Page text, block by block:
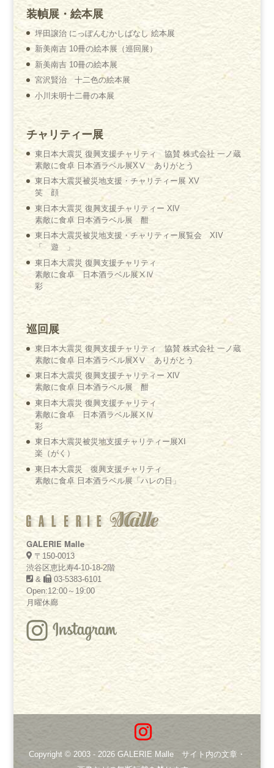
装幀展・絵本展
坪田譲治 にっぽんむかしばなし 絵本展
新美南吉 10冊の絵本展（巡回展）
新美南吉 10冊の絵本展
宮沢賢治 十二色の絵本展
小川未明十二冊の本展
チャリティー展
東日本大震災 復興支援チャリティ 協賛 株式会社 一ノ蔵
素敵に食卓 日本酒ラベル展XⅤ ありがとう
東日本大震災被災地支援・チャリティー展 XV
笑 顔
東日本大震災 復興支援チャリティー XlV
素敵に食卓 日本酒ラベル展 酣
東日本大震災被災地支援・チャリティー展覧会 XIV
「 遊 」
東日本大震災 復興支援チャリティ
素敵に食卓 日本酒ラベル展ⅩⅣ
彩
巡回展
東日本大震災 復興支援チャリティ 協賛 株式会社 一ノ蔵
素敵に食卓 日本酒ラベル展XⅤ ありがとう
東日本大震災 復興支援チャリティー XlV
素敵に食卓 日本酒ラベル展 酣
東日本大震災 復興支援チャリティ
素敵に食卓 日本酒ラベル展ⅩⅣ
彩
東日本大震災被災地支援チャリティー展XI
楽（がく）
東日本大震災 復興支援チャリティ
素敵に食卓 日本酒ラベル展「ハレの日」
GALERIE Malle
〒150-0013
渋谷区恵比寿4-10-18-2階
&
03-5383-6101
Open:12:00～19:00
月曜休廊
Copyright © 2003 - 2026GALERIE Malle サイト内の文章・